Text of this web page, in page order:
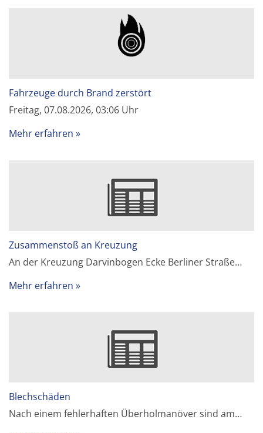
Fahrzeuge durch Brand zerstört
Freitag, 07.08.2026, 03:06 Uhr
Mehr erfahren
Zusammenstoß an Kreuzung
An der Kreuzung Darvinbogen Ecke Berliner Straße…
Mehr erfahren
Blechschäden
Nach einem fehlerhaften Überholmanöver sind am…